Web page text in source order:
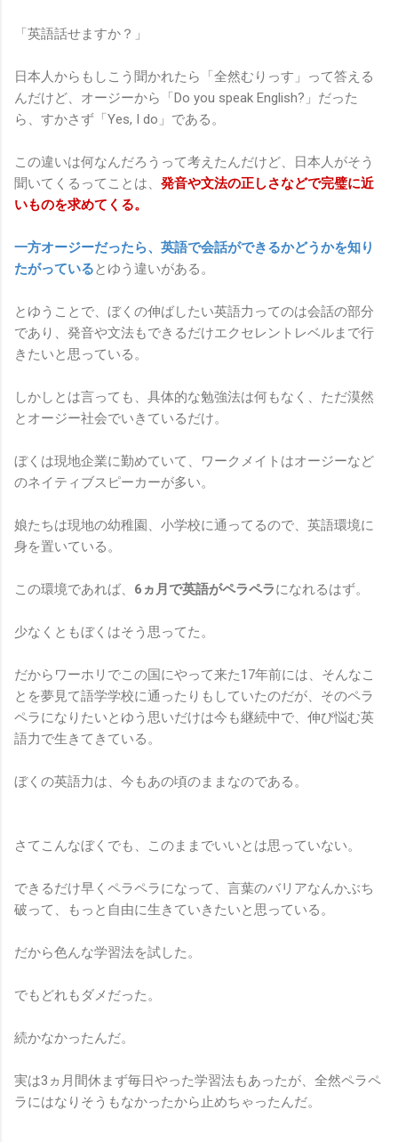
「英語話せますか？」
日本人からもしこう聞かれたら「全然むりっす」って答える
んだけど、オージーから「Do you speak English?」だった
ら、すかさず「Yes, I do」である。
この違いは何なんだろうって考えたんだけど、日本人がそう
聞いてくるってことは、 発音や文法の正しさなどで完璧に近
いものを求めてくる。
一方オージーだったら、英語で会話ができるかどうかを知り
たがっているとゆう違いがある。
とゆうことで、ぼくの伸ばしたい英語力ってのは会話の部分
であり、発音や文法もできるだけエクセレントレベルまで行
きたいと思っている。
しかしとは言っても、具体的な勉強法は何もなく、ただ漠然
とオージー社会でいきているだけ。
ぼくは現地企業に勤めていて、ワークメイトはオージーなど
のネイティブスピーカーが多い。
娘たちは現地の幼稚園、小学校に通ってるので、英語環境に
身を置いている。
この環境であれば、 6ヵ月で英語がペラペラになれるはず。
少なくともぼくはそう思ってた。
だからワーホリでこの国にやって来た17年前には、そんなこ
とを夢見て語学学校に通ったりもしていたのだが、そのペラ
ペラになりたいとゆう思いだけは今も継続中で、伸び悩む英
語力で生きてきている。
ぼくの英語力は、今もあの頃のままなのである。
さてこんなぼくでも、このままでいいとは思っていない。
できるだけ早くペラペラになって、言葉のバリアなんかぶち
破って、もっと自由に生きていきたいと思っている。
だから色んな学習法を試した。
でもどれもダメだった。
続かなかったんだ。
実は3ヵ月間休まず毎日やった学習法もあったが、全然ペラペ
ラにはなりそうもなかったから止めちゃったんだ。